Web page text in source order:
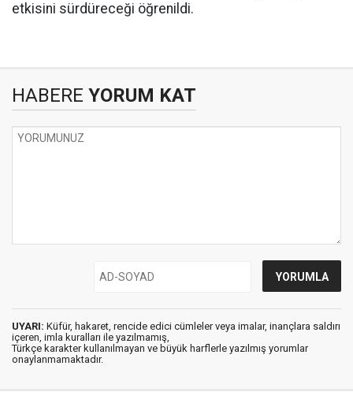
etkisini sürdüreceği öğrenildi.
HABERE YORUM KAT
UYARI: Küfür, hakaret, rencide edici cümleler veya imalar, inançlara saldırı
içeren, imla kuralları ile yazılmamış,
Türkçe karakter kullanılmayan ve büyük harflerle yazılmış yorumlar
onaylanmamaktadır.